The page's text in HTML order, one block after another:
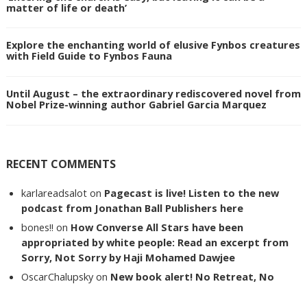
matter of life or death’
Explore the enchanting world of elusive Fynbos creatures
with Field Guide to Fynbos Fauna
Until August – the extraordinary rediscovered novel from
Nobel Prize-winning author Gabriel Garcia Marquez
RECENT COMMENTS
karlareadsalot on Pagecast is live! Listen to the new
podcast from Jonathan Ball Publishers here
bones!! on How Converse All Stars have been
appropriated by white people: Read an excerpt from
Sorry, Not Sorry by Haji Mohamed Dawjee
OscarChalupsky on New book alert! No Retreat, No